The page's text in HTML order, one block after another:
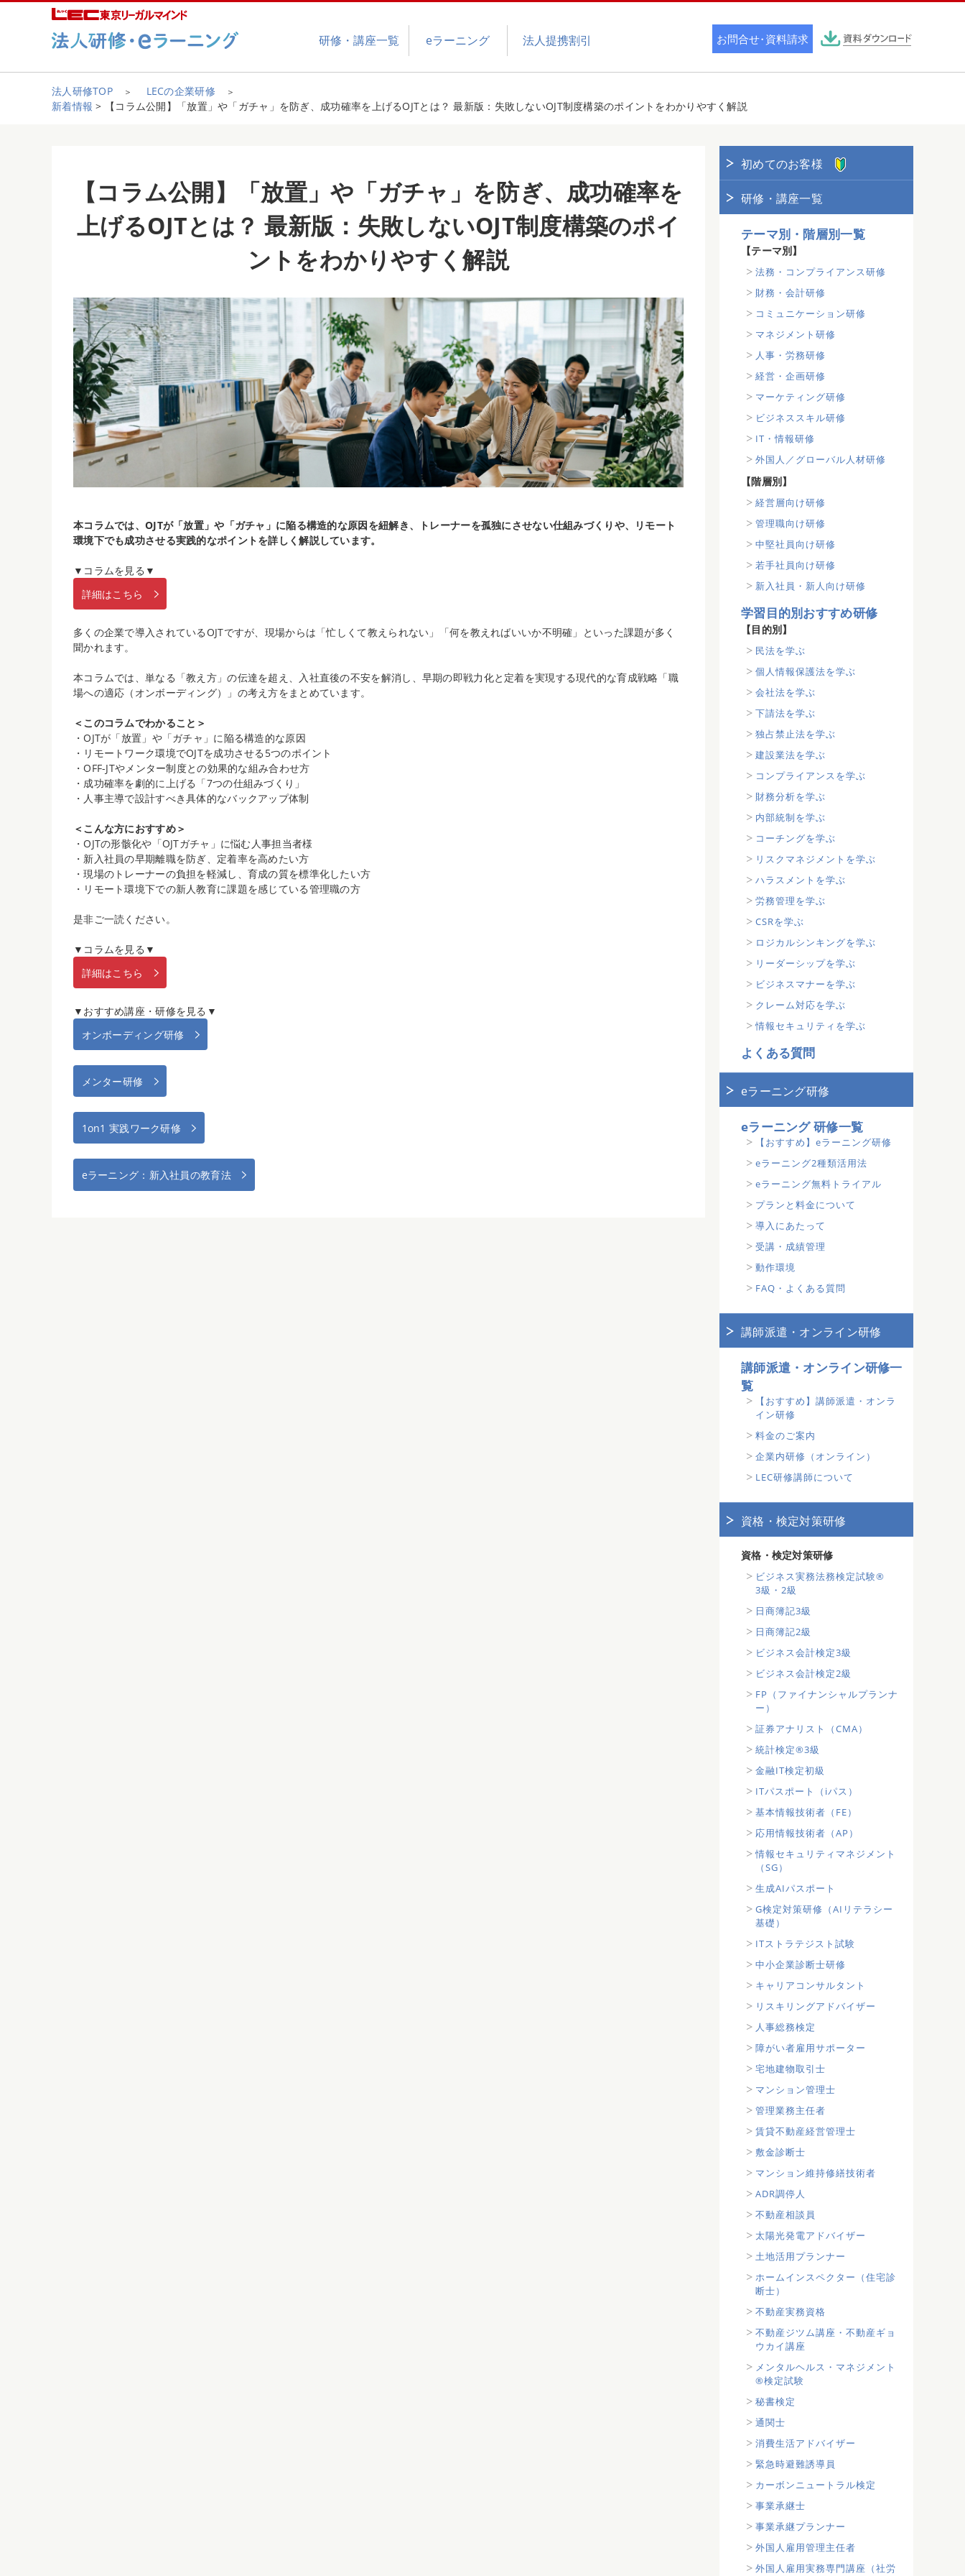
研修・講座一覧 eラーニング 法人提携割引
法人研修TOP
LECの企業研修
新着情報 > 【コラム公開】「放置」や「ガチャ」を防ぎ、成功確率を上げるOJTとは？ 最新版：失敗しないOJT制度構築のポイントをわかりやすく解説
【コラム公開】「放置」や「ガチャ」を防ぎ、成功確率を
上げるOJTとは？ 最新版：失敗しないOJT制度構築のポイ
ントをわかりやすく解説
本コラムでは、OJTが「放置」や「ガチャ」に陥る構造的な原因を紐解き、トレーナーを孤独にさせない仕組みづくりや、リモート
環境下でも成功させる実践的なポイントを詳しく解説しています。
▼コラムを見る▼
詳細はこちら
多くの企業で導入されているOJTですが、現場からは「忙しくて教えられない」「何を教えればいいか不明確」といった課題が多く
聞かれます。
本コラムでは、単なる「教え方」の伝達を超え、入社直後の不安を解消し、早期の即戦力化と定着を実現する現代的な育成戦略「職
場への適応（オンボーディング）」の考え方をまとめています。
＜このコラムでわかること＞
・OJTが「放置」や「ガチャ」に陥る構造的な原因
・リモートワーク環境でOJTを成功させる5つのポイント
・OFF-JTやメンター制度との効果的な組み合わせ方
・成功確率を劇的に上げる「7つの仕組みづくり」
・人事主導で設計すべき具体的なバックアップ体制
＜こんな方におすすめ＞
・OJTの形骸化や「OJTガチャ」に悩む人事担当者様
・新入社員の早期離職を防ぎ、定着率を高めたい方
・現場のトレーナーの負担を軽減し、育成の質を標準化したい方
・リモート環境下での新人教育に課題を感じている管理職の方
是非ご一読ください。
▼コラムを見る▼
詳細はこちら
▼おすすめ講座・研修を見る▼
オンボーディング研修
メンター研修
1on1 実践ワーク研修
eラーニング：新入社員の教育法
初めてのお客様
研修・講座一覧
テーマ別・階層別一覧
【テーマ別】
法務・コンプライアンス研修
財務・会計研修
コミュニケーション研修
マネジメント研修
人事・労務研修
経営・企画研修
マーケティング研修
ビジネススキル研修
IT・情報研修
外国人／グローバル人材研修
【階層別】
経営層向け研修
管理職向け研修
中堅社員向け研修
若手社員向け研修
新入社員・新人向け研修
学習目的別おすすめ研修
【目的別】
民法を学ぶ
個人情報保護法を学ぶ
会社法を学ぶ
下請法を学ぶ
独占禁止法を学ぶ
建設業法を学ぶ
コンプライアンスを学ぶ
財務分析を学ぶ
内部統制を学ぶ
コーチングを学ぶ
リスクマネジメントを学ぶ
ハラスメントを学ぶ
労務管理を学ぶ
CSRを学ぶ
ロジカルシンキングを学ぶ
リーダーシップを学ぶ
ビジネスマナーを学ぶ
クレーム対応を学ぶ
情報セキュリティを学ぶ
よくある質問
eラーニング研修
eラーニング 研修一覧
【おすすめ】eラーニング研修
eラーニング2種類活用法
eラーニング無料トライアル
プランと料金について
導入にあたって
受講・成績管理
動作環境
FAQ・よくある質問
講師派遣・オンライン研修
講師派遣・オンライン研修一
覧
【おすすめ】講師派遣・オンラ
イン研修
料金のご案内
企業内研修（オンライン）
LEC研修講師について
資格・検定対策研修
資格・検定対策研修
ビジネス実務法務検定試験®
3級・2級
日商簿記3級
日商簿記2級
ビジネス会計検定3級
ビジネス会計検定2級
FP（ファイナンシャルプランナ
ー）
証券アナリスト（CMA）
統計検定®3級
金融IT検定初級
ITパスポート（iパス）
基本情報技術者（FE）
応用情報技術者（AP）
情報セキュリティマネジメント
（SG）
生成AIパスポート
G検定対策研修（AIリテラシー
基礎）
ITストラテジスト試験
中小企業診断士研修
キャリアコンサルタント
リスキリングアドバイザー
人事総務検定
障がい者雇用サポーター
宅地建物取引士
マンション管理士
管理業務主任者
賃貸不動産経営管理士
敷金診断士
マンション維持修繕技術者
ADR調停人
不動産相談員
太陽光発電アドバイザー
土地活用プランナー
ホームインスペクター（住宅診
断士）
不動産実務資格
不動産ジツム講座・不動産ギョ
ウカイ講座
メンタルヘルス・マネジメント
®検定試験
秘書検定
通関士
消費生活アドバイザー
緊急時避難誘導員
カーボンニュートラル検定
事業承継士
事業承継プランナー
外国人雇用管理主任者
外国人雇用実務専門講座（社労